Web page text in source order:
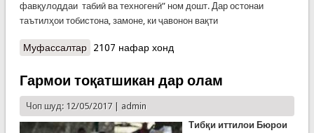
фавқулоддаи табиӣ ва техногенӣ” ном дошт. Дар остонаи
таътилҳои тобистона, замоне, ки ҷавонон вақти
Муфассалтаро Дарси омӯзишии риояи бехатарӣ барои
2107 нафар хонд
Гармои тоқатшикан дар олам
Чоп шуд: 12/05/2017 | admin
Тибқи иттилои Бюрои